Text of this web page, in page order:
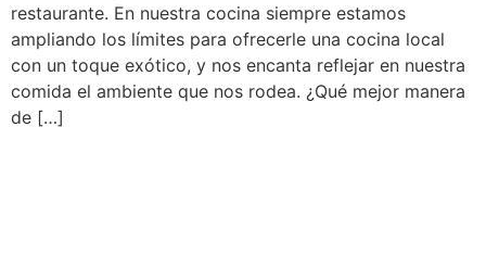
restaurante. En nuestra cocina siempre estamos
ampliando los límites para ofrecerle una cocina local
con un toque exótico, y nos encanta reflejar en nuestra
comida el ambiente que nos rodea. ¿Qué mejor manera
de […]